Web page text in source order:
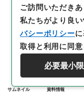
サムネイル 資料情報
ご訪問いただきあ
私たちがより良い
バシーポリシー
取得と利用に同意
必要最小限